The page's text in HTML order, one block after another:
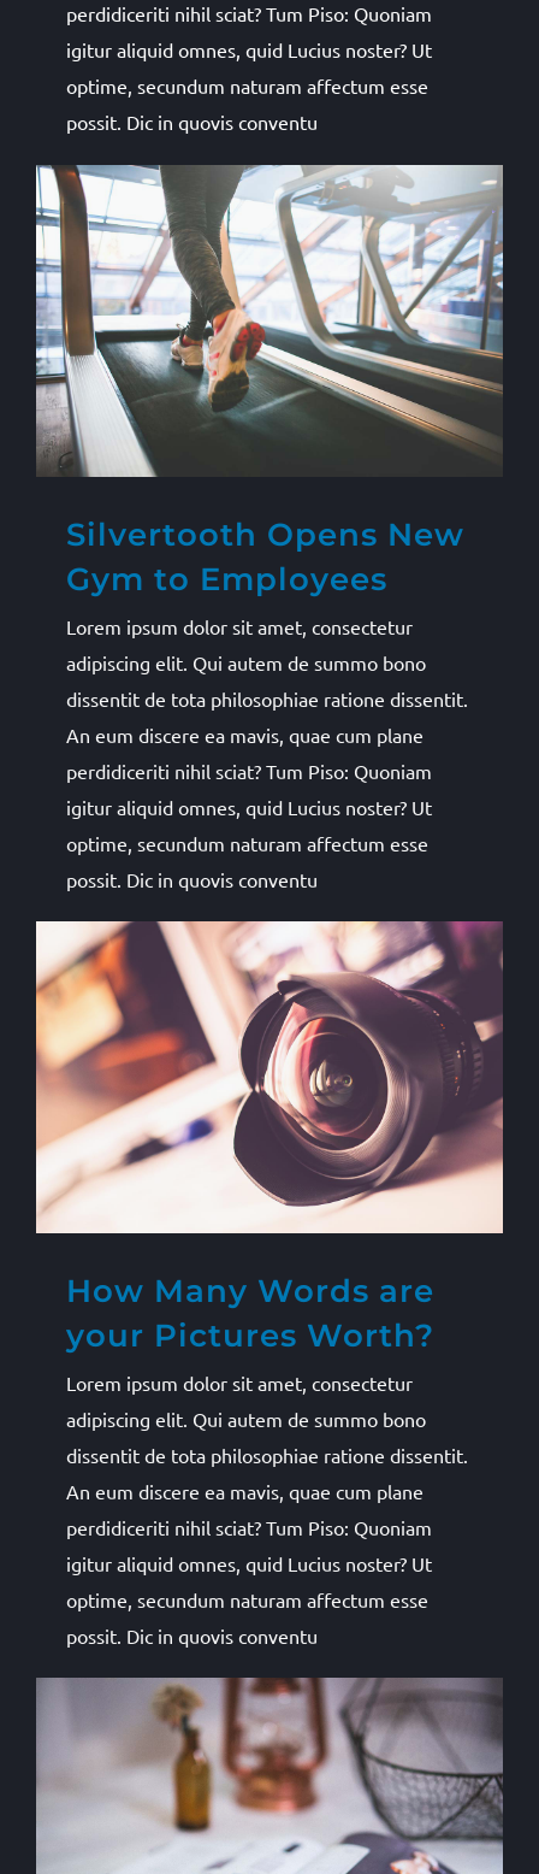
perdidiceriti nihil sciat? Tum Piso: Quoniam
igitur aliquid omnes, quid Lucius noster? Ut
optime, secundum naturam affectum esse
possit. Dic in quovis conventu
Silvertooth Opens New
Gym to Employees
Lorem ipsum dolor sit amet, consectetur
adipiscing elit. Qui autem de summo bono
dissentit de tota philosophiae ratione dissentit.
An eum discere ea mavis, quae cum plane
perdidiceriti nihil sciat? Tum Piso: Quoniam
igitur aliquid omnes, quid Lucius noster? Ut
optime, secundum naturam affectum esse
possit. Dic in quovis conventu
How Many Words are
your Pictures Worth?
Lorem ipsum dolor sit amet, consectetur
adipiscing elit. Qui autem de summo bono
dissentit de tota philosophiae ratione dissentit.
An eum discere ea mavis, quae cum plane
perdidiceriti nihil sciat? Tum Piso: Quoniam
igitur aliquid omnes, quid Lucius noster? Ut
optime, secundum naturam affectum esse
possit. Dic in quovis conventu